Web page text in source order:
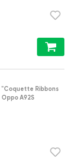
"Coquette Ribbons
Oppo A92S